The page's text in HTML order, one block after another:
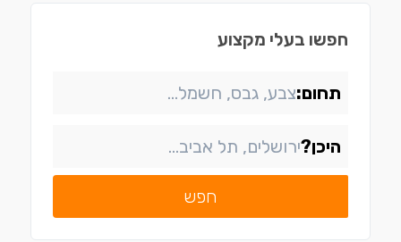
חפשו בעלי מקצוע
תחום:
היכן?
חפש